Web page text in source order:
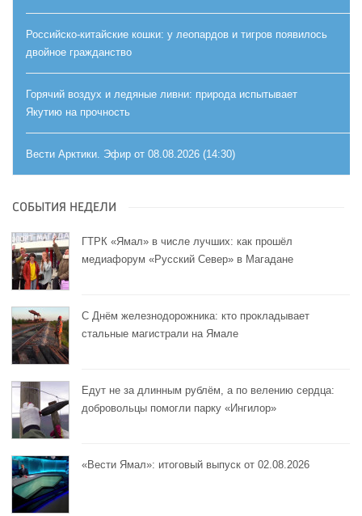
Российско-китайские кошки: у леопардов и тигров появилось
двойное гражданство
Горячий воздух и ледяные ливни: природа испытывает
Якутию на прочность
Вести Арктики. Эфир от 08.08.2026 (14:30)
СОБЫТИЯ НЕДЕЛИ
ГТРК «Ямал» в числе лучших: как прошёл
медиафорум «Русский Север» в Магадане
С Днём железнодорожника: кто прокладывает
стальные магистрали на Ямале
Едут не за длинным рублём, а по велению сердца:
добровольцы помогли парку «Ингилор»
«Вести Ямал»: итоговый выпуск от 02.08.2026